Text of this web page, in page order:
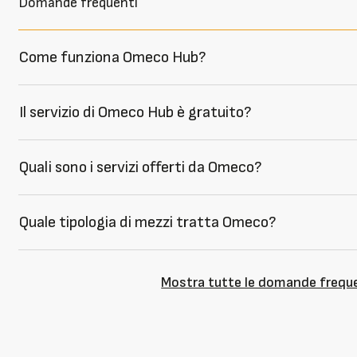
Come funziona Omeco Hub?
Il servizio di Omeco Hub è gratuito?
Quali sono i servizi offerti da Omeco?
Quale tipologia di mezzi tratta Omeco?
Mostra tutte le domande